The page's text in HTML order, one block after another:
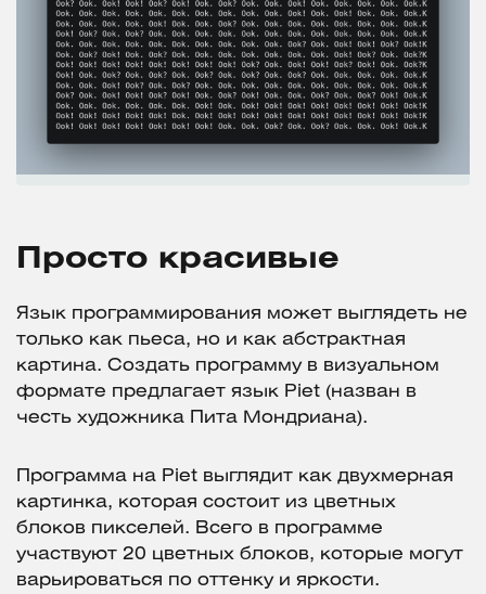
Просто красивые
Язык программирования может выглядеть не
только как пьеса, но и как абстрактная
картина. Создать программу в визуальном
формате предлагает язык Piet (назван в
честь художника Пита Мондриана).
Программа на Piet выглядит как двухмерная
картинка, которая состоит из цветных
блоков пикселей. Всего в программе
участвуют 20 цветных блоков, которые могут
варьироваться по оттенку и яркости.